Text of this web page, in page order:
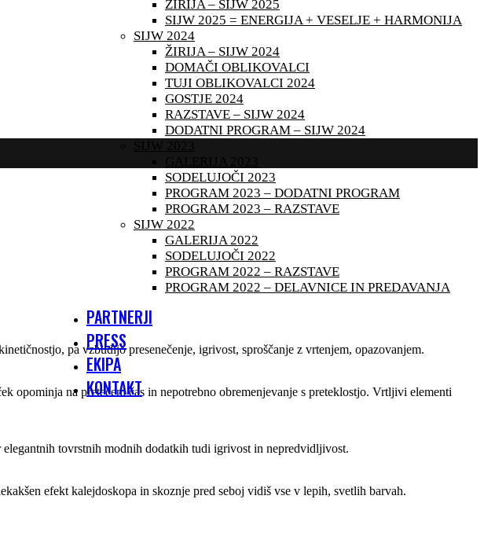
ŽIRIJA – SIJW 2025
SIJW 2025 = ENERGIJA + VESELJE + HARMONIJA
SIJW 2024
ŽIRIJA – SIJW 2024
DOMAČI OBLIKOVALCI
TUJI OBLIKOVALCI 2024
GOSTJE 2024
RAZSTAVE – SIJW 2024
DODATNI PROGRAM – SIJW 2024
SODELUJOČI 2023
PROGRAM 2023 – DODATNI PROGRAM
PROGRAM 2023 – RAZSTAVE
SIJW 2022
GALERIJA 2022
SODELUJOČI 2022
PROGRAM 2022 – RAZSTAVE
PROGRAM 2022 – DELAVNICE IN PREDAVANJA
PARTNERJI
PRESS
EKIPA
KONTAKT
pa vzbudijo presenečenje, igrivost, sproščanje z vrtenjem, opazovanjem.
na pretečeni čas in nepotrebno obremenjevanje s preteklostjo. Vrtljivi elementi
tovrstnih modnih dodatkih tudi igrivost in nepredvidljivost.
efekt kalejdoskopa in skoznje pred seboj vidiš vse v lepih, svetlih barvah.